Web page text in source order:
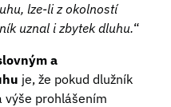
lze-li z okolností
uznal i zbytek dluhu.“
a
je, že pokud dlužník
výše prohlášením